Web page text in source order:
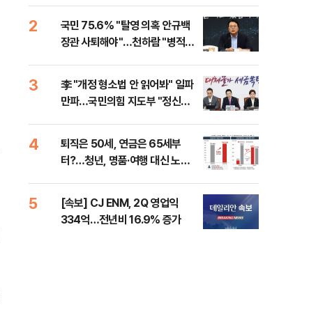
2
국민 75.6% "탈영 의혹 안규백
장관 사퇴해야"…천하람 "병적기
3
李 "개정 형소법 안 읽어봐" 일파
만파…국민의힘 지도부 "정신세
4
퇴직은 50세, 연금은 65세부
터?…청년, 명품·여행 대신 노후
5
[속보] CJ ENM, 2Q 영업익
334억…전년비 16.9% 증가